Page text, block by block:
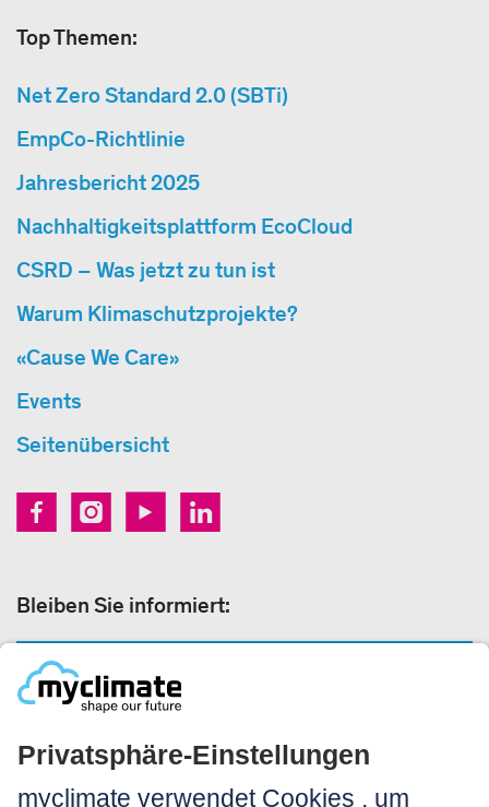
Top Themen:
Net Zero Standard 2.0 (SBTi)
EmpCo-Richtlinie
Jahresbericht 2025
Nachhaltigkeitsplattform EcoCloud
CSRD – Was jetzt zu tun ist
Warum Klimaschutzprojekte?
«Cause We Care»
Events
Seitenübersicht
Bleiben Sie informiert:
Rechtliches: